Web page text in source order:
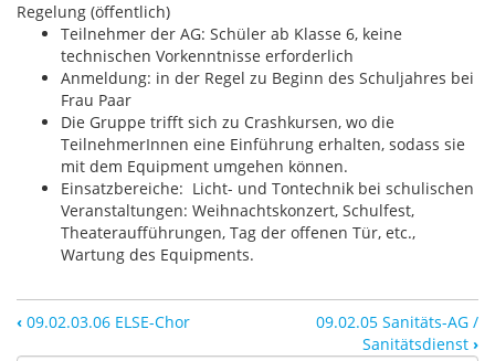
Regelung (öffentlich)
Teilnehmer der AG: Schüler ab Klasse 6, keine
technischen Vorkenntnisse erforderlich
Anmeldung: in der Regel zu Beginn des Schuljahres bei
Frau Paar
Die Gruppe trifft sich zu Crashkursen, wo die
TeilnehmerInnen eine Einführung erhalten, sodass sie
mit dem Equipment umgehen können.
Einsatzbereiche: Licht- und Tontechnik bei schulischen
Veranstaltungen: Weihnachtskonzert, Schulfest,
Theateraufführungen, Tag der offenen Tür, etc.,
Wartung des Equipments.
‹ 09.02.03.06 ELSE-Chor
09.02.05 Sanitäts-AG /
Sanitätsdienst ›